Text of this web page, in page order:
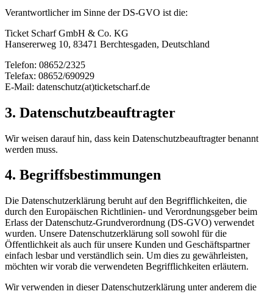
Verantwortlicher im Sinne der DS-GVO ist die:
Ticket Scharf GmbH & Co. KG
Hansererweg 10, 83471 Berchtesgaden, Deutschland
Telefon: 08652/2325
Telefax: 08652/690929
E-Mail: datenschutz(at)ticketscharf.de
3. Datenschutzbeauftragter
Wir weisen darauf hin, dass kein Datenschutzbeauftragter benannt
werden muss.
4. Begriffsbestimmungen
Die Datenschutzerklärung beruht auf den Begrifflichkeiten, die
durch den Europäischen Richtlinien- und Verordnungsgeber beim
Erlass der Datenschutz-Grundverordnung (DS-GVO) verwendet
wurden. Unsere Datenschutzerklärung soll sowohl für die
Öffentlichkeit als auch für unsere Kunden und Geschäftspartner
einfach lesbar und verständlich sein. Um dies zu gewährleisten,
möchten wir vorab die verwendeten Begrifflichkeiten erläutern.
Wir verwenden in dieser Datenschutzerklärung unter anderem die